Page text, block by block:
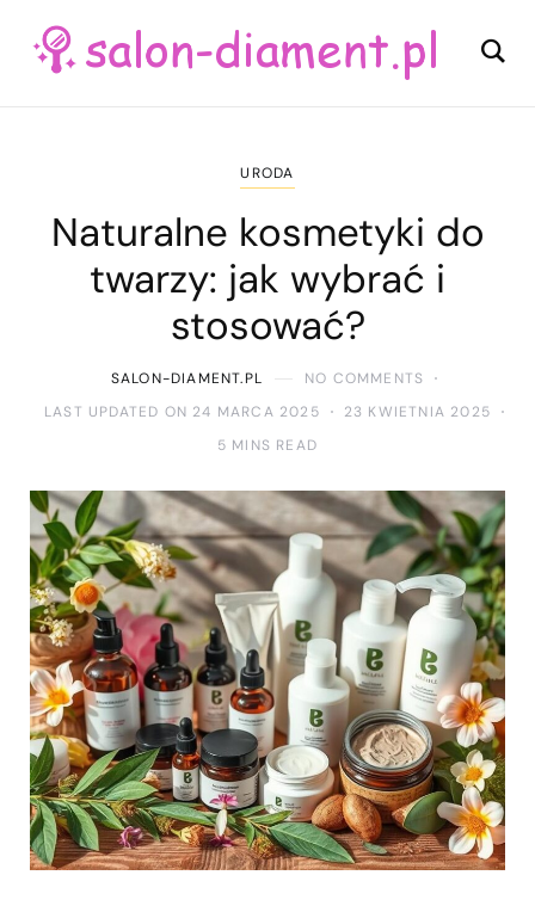
URODA
Naturalne kosmetyki do
twarzy: jak wybrać i
stosować?
SALON-DIAMENT.PL
NO COMMENTS
LAST UPDATED ON 24 MARCA 2025
23 KWIETNIA 2025
5 MINS READ